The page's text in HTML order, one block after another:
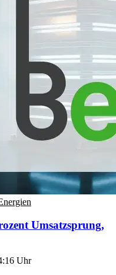
Umsatzsprung,
Uhr